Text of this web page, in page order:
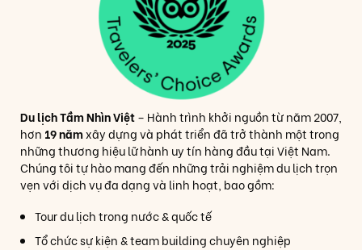
Du lịch Tầm Nhìn Việt– Hành trình khởi nguồn từ năm 2007,
hơn 19 nămxây dựng và phát triển đã trở thành một trong
những thương hiệu lữ hành uy tín hàng đầu tại Việt Nam.
Chúng tôi tự hào mang đến những trải nghiệm du lịch trọn
vẹn với dịch vụ đa dạng và linh hoạt, bao gồm:
Tour du lịch trong nước & quốc tế
Tổ chức sự kiện & team building chuyên nghiệp